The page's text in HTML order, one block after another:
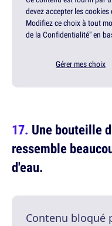
devez accepter les
Modifiez ce choix à tout
de la Confidentialité" en
Gérer mes choix
Une bouteille
ressemble
d'eau.
Contenu bloqué